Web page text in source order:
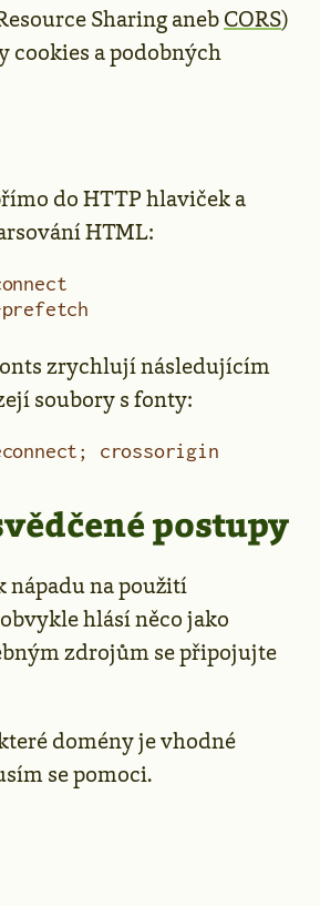
Sharing anebCORS)
cookies a podobných
do HTTP hlaviček a
HTML:
zrychlují následujícím
soubory s fonty:
crossorigin
postupy
nápadu na použití
hlásí něco jako
zdrojům se připojujte
domény je vhodné
se pomoci.